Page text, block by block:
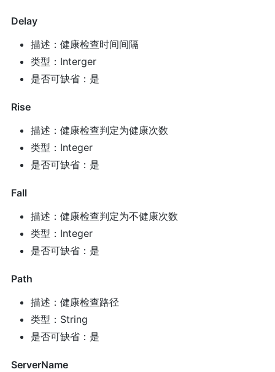
Delay
描述：健康检查时间间隔
类型：Interger
是否可缺省：是
Rise
描述：健康检查判定为健康次数
类型：Integer
是否可缺省：是
Fall
描述：健康检查判定为不健康次数
类型：Integer
是否可缺省：是
Path
描述：健康检查路径
类型：String
是否可缺省：是
ServerName